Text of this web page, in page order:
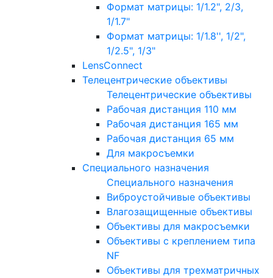
Формат матрицы: 1/1.2", 2/3,
1/1.7"
Формат матрицы: 1/1.8'', 1/2",
1/2.5", 1/3"
LensConnect
Телецентрические объективы
Телецентрические объективы
Рабочая дистанция 110 мм
Рабочая дистанция 165 мм
Рабочая дистанция 65 мм
Для макросъемки
Специального назначения
Специального назначения
Виброустойчивые объективы
Влагозащищенные объективы
Объективы для макросъемки
Объективы с креплением типа
NF
Объективы для трехматричных